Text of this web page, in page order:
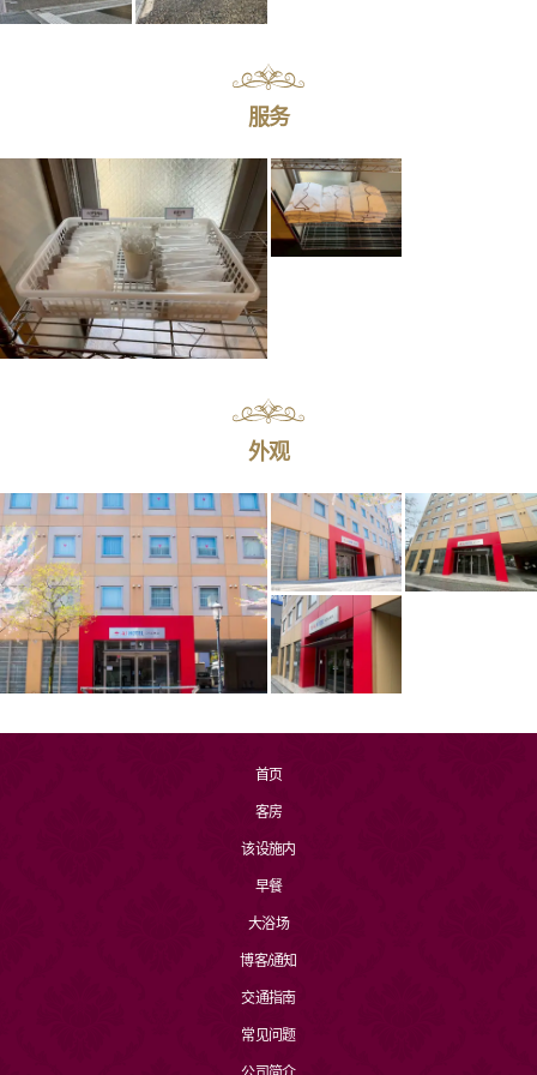
服务
外观
首页
客房
该设施内
早餐
大浴场
博客/通知
交通指南
常见问题